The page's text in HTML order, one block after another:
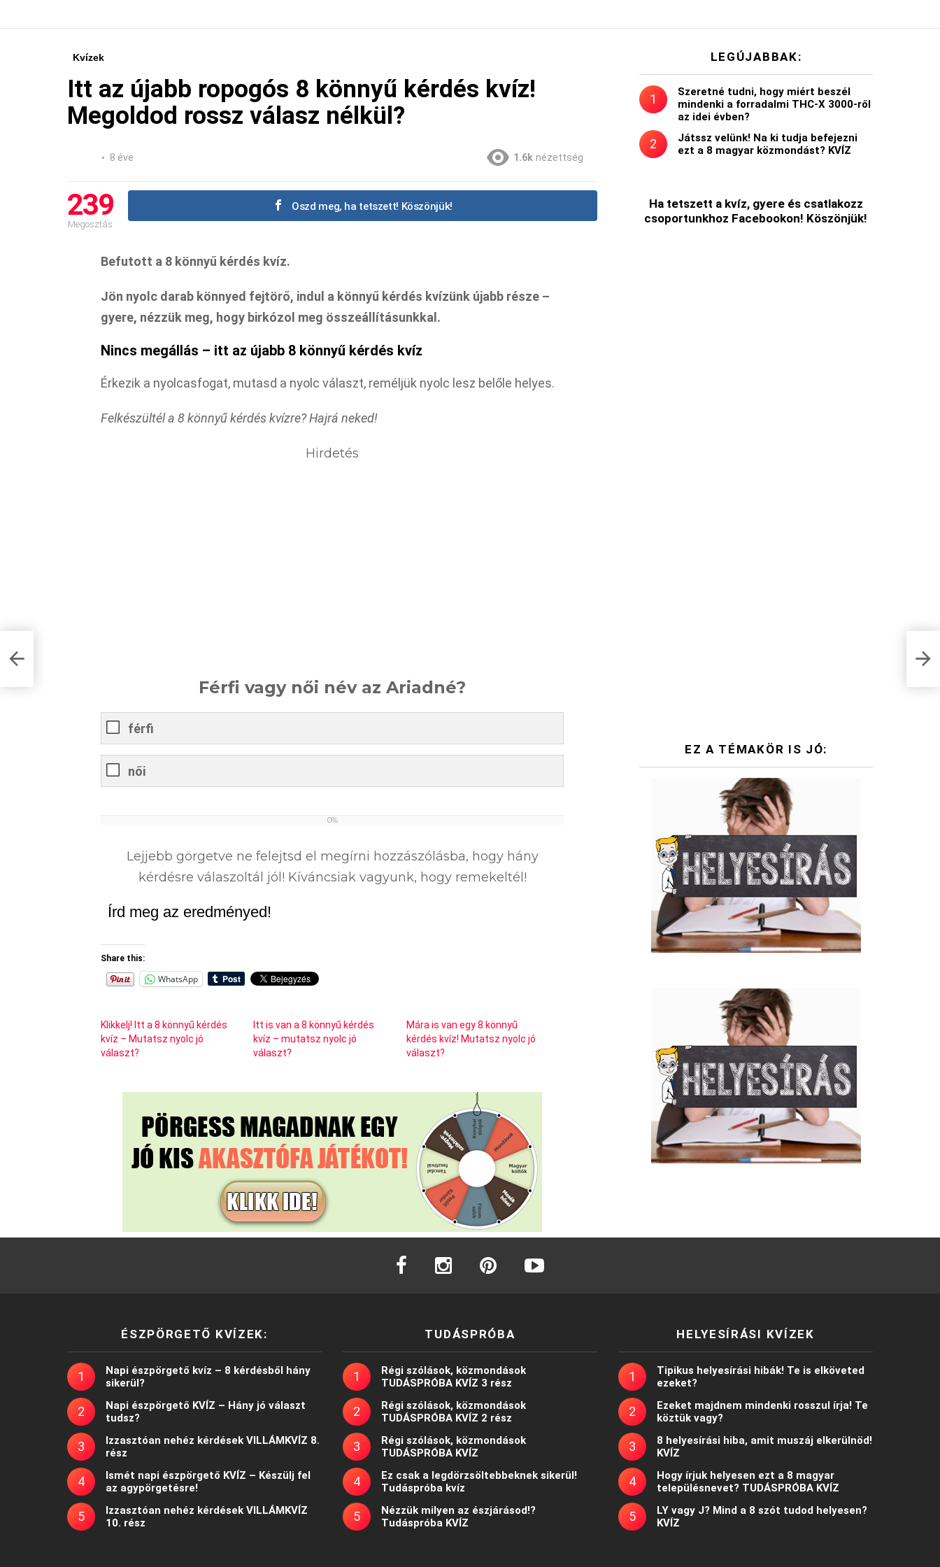
Kvízek
Itt az újabb ropogós 8 könnyű kérdés kvíz!
Megoldod rossz válasz nélkül?
8 éve 1.6k nézettség
239
Megosztás
Oszd meg, ha tetszett! Köszönjük!
Befutott a 8 könnyű kérdés kvíz.
Jön nyolc darab könnyed fejtörő, indul a könnyű kérdés kvízünk újabb része –
gyere, nézzük meg, hogy birkózol meg összeállításunkkal.
Nincs megállás – itt az újabb 8 könnyű kérdés kvíz
Érkezik a nyolcasfogat, mutasd a nyolc választ, reméljük nyolc lesz belőle helyes.
Felkészültél a 8 könnyű kérdés kvízre? Hajrá neked!
Hirdetés
Férfi vagy női név az Ariadné?
férfi
női
0%
Lejjebb görgetve ne felejtsd el megírni hozzászólásba, hogy hány
kérdésre válaszoltál jól! Kíváncsiak vagyunk, hogy remekeltél!
Írd meg az eredményed!
Share this:
WhatsApp
Klikkelj! Itt a 8 könnyű kérdés
kvíz – Mutatsz nyolc jó
választ?
Itt is van a 8 könnyű kérdés
kvíz – mutatsz nyolc jó
választ?
Mára is van egy 8 könnyű
kérdés kvíz! Mutatsz nyolc jó
választ?
LEGÚJABBAK:
Szeretné tudni, hogy miért beszél
mindenki a forradalmi THC-X 3000-ről
az idei évben?
Játssz velünk! Na ki tudja befejezni
ezt a 8 magyar közmondást? KVÍZ
Ha tetszett a kvíz, gyere és csatlakozz
csoportunkhoz Facebookon! Köszönjük!
EZ A TÉMAKÖR IS JÓ:
facebook instagram
ÉSZPÖRGETŐ KVÍZEK:
Napi észpörgető kvíz – 8 kérdésből hány
sikerül?
Napi észpörgető KVÍZ – Hány jó választ
tudsz?
Izzasztóan nehéz kérdések VILLÁMKVÍZ 8.
rész
Ismét napi észpörgető KVÍZ – Készülj fel
az agypörgetésre!
Izzasztóan nehéz kérdések VILLÁMKVÍZ
10. rész
TUDÁSPRÓBA
Régi szólások, közmondások
TUDÁSPRÓBA KVÍZ 3 rész
Régi szólások, közmondások
TUDÁSPRÓBA KVÍZ 2 rész
Régi szólások, közmondások
TUDÁSPRÓBA KVÍZ
Ez csak a legdörzsöltebbeknek sikerül!
Tudáspróba kvíz
Nézzük milyen az észjárásod!?
Tudáspróba KVÍZ
HELYESÍRÁSI KVÍZEK
Tipikus helyesírási hibák! Te is elköveted
ezeket?
Ezeket majdnem mindenki rosszul írja! Te
köztük vagy?
8 helyesírási hiba, amit muszáj elkerülnöd!
KVÍZ
Hogy írjuk helyesen ezt a 8 magyar
településnevet? TUDÁSPRÓBA KVÍZ
LY vagy J? Mind a 8 szót tudod helyesen?
KVÍZ